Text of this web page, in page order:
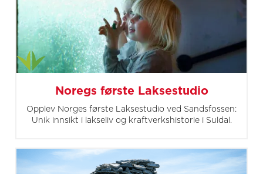
Noregs første Laksestudio
Opplev Norges første Laksestudio ved Sandsfossen:
Unik innsikt i lakseliv og kraftverkshistorie i Suldal.